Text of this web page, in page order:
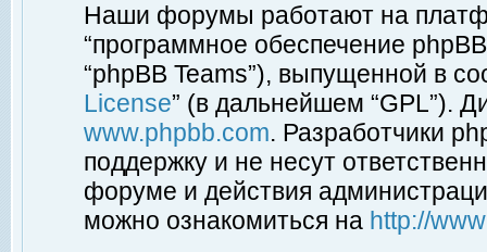
Наши форумы работают на
“программное обеспечение
“phpBB Teams”), выпущенной в
License” (в дальнейшем “GPL”).
www.phpbb.com. Разработчики
поддержку и не несут
форуме и действия
можно ознакомиться на http://